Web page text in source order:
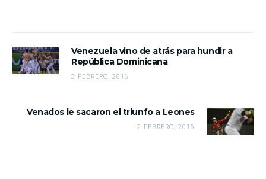
Venezuela vino de atrás para hundir a
República Dominicana
3 FEBRERO, 2016
Venados le sacaron el triunfo a Leones
2 FEBRERO, 2016